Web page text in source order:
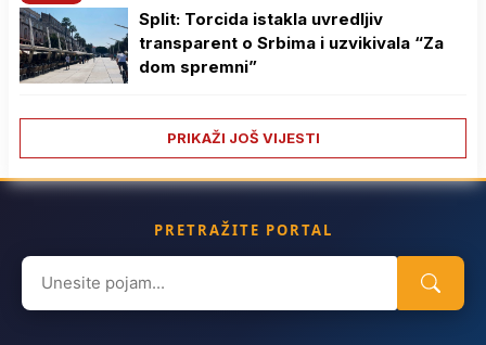
Split: Torcida istakla uvredljiv
transparent o Srbima i uzvikivala “Za
dom spremni”
PRIKAŽI JOŠ VIJESTI
PRETRAŽITE PORTAL
Search
for: